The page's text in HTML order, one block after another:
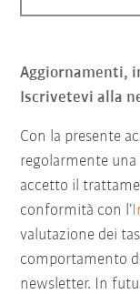
Aggiornamenti,
Iscrivetevi alla
Con la presente
regolarmente
accetto il
conformità con l’
valutazione dei
comportamento
newsletter. In